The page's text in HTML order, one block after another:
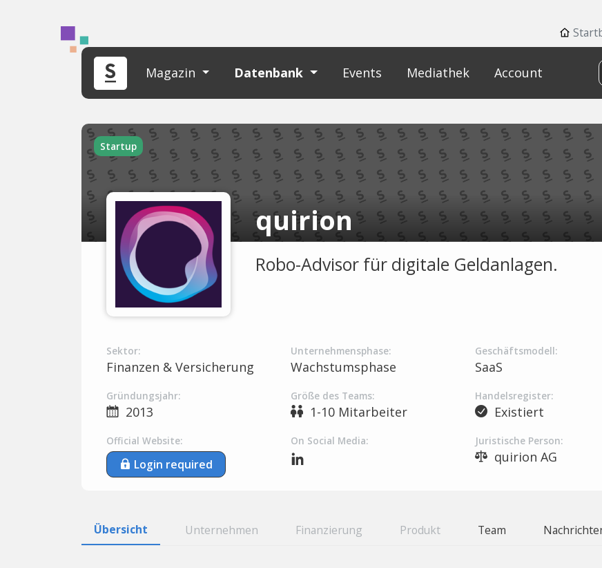
Magazin Datenbank Events Mediathek Account
Startup
quirion
Robo-Advisor für digitale Geldanlagen.
Sektor:
Finanzen & Versicherung
Unternehmensphase:
Wachstumsphase
Geschäftsmodell:
SaaS
Gründungsjahr:
2013
Größe des Teams:
1-10 Mitarbeiter
Handelsregister:
Existiert
Official Website:
Login required
On Social Media: Juristische Person:
quirion AG
Übersicht Unternehmen Finanzierung Produkt Team